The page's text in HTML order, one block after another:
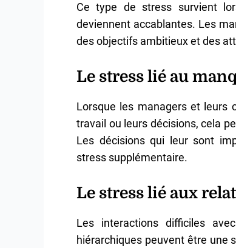
Ce type de stress survient
deviennent accablantes. Les
des objectifs ambitieux et des
Le stress lié au
Lorsque les managers et leurs
travail ou leurs décisions, cela
Les décisions qui leur sont
stress supplémentaire.
Le stress lié aux
Les interactions difficiles
hiérarchiques peuvent être une